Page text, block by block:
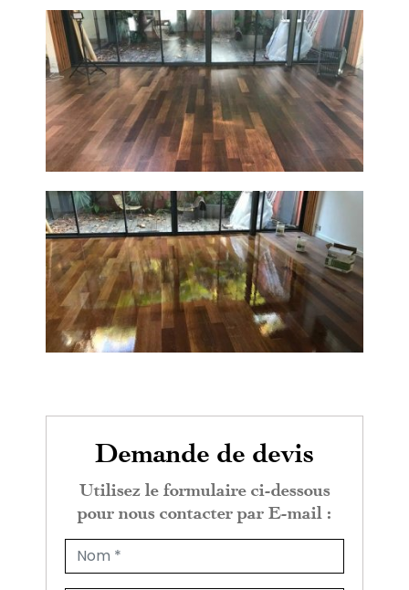
Demande de devis
Utilisez le formulaire ci-dessous
pour nous contacter par E-mail :